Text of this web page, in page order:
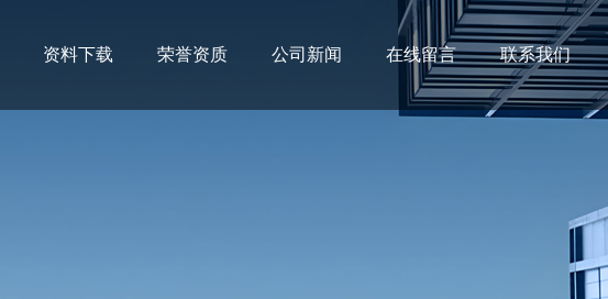
资料下载 荣誉资质 公司新闻 在线留言 联系我们